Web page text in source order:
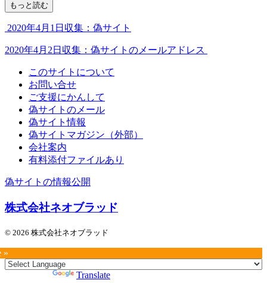
もっと読む
2020年4月1日収集：偽サイト
2020年4月2日収集：偽サイトのメールアドレス
このサイトについて
お問い合せ
ご支援にかんして
偽サイトのメール
偽サイト情報
偽サイトマガジン（外部）
会社案内
有料添付ファイルあり
偽サイトの情報公開
株式会社ネオブラッド
© 2026 株式会社ネオブラッド
»
Translate